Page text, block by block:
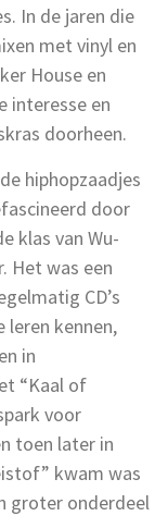
In de jaren die
met vinyl en
House en
interesse en
doorheen.
hiphopzaadjes
door
klas van Wu-
Het was een
CD’s
leren kennen,
in
“Kaal of
voor
toen later in
kwam was
groter onderdeel